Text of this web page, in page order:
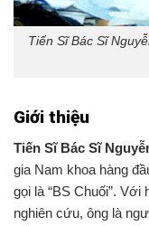
Tiến Sĩ Bác Sĩ
Giới thiệu
Tiến Sĩ Bác Sĩ
gia Nam khoa hàng
gọi là “BS Chuối”.
nghiên cứu, ông là